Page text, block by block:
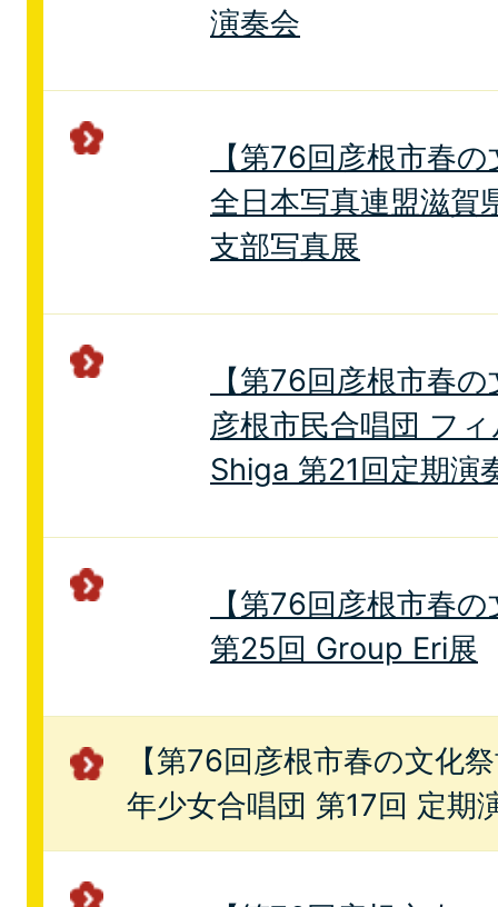
演奏会
【第76回彦根市春
全日本写真連盟滋賀
支部写真展
【第76回彦根市春
彦根市民合唱団 フ
Shiga 第21回定期演
【第76回彦根市春
第25回 Group Eri展
【第76回彦根市春の文化
年少女合唱団 第17回 定期